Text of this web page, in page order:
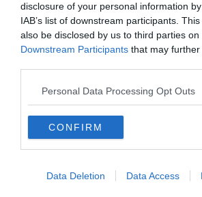
disclosure of your personal information
IAB’s list of downstream participants.
also be disclosed by us to third parties on
Downstream Participants that may
Personal Data Processing Opt Outs
CONFIRM
Data Deletion Data Access
Conseils logement
Dans quel quartier loger à Chiang
Le 25 avril 2025
Par Samuel Métairie
Explorer d'autres